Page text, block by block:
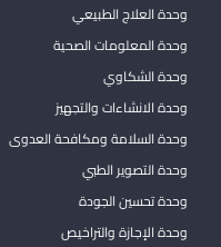
وحدة العلاج الطبيعي
وحدة المعلومات الصحية
وحدة الشكاوي
وحدة الانشاءات والتجهيز
وحدة السلامة ومكافحة العدوى
وحدة التصوير الطبي
وحدة تحسين الجودة
وحدة الإجازة والتراخيص